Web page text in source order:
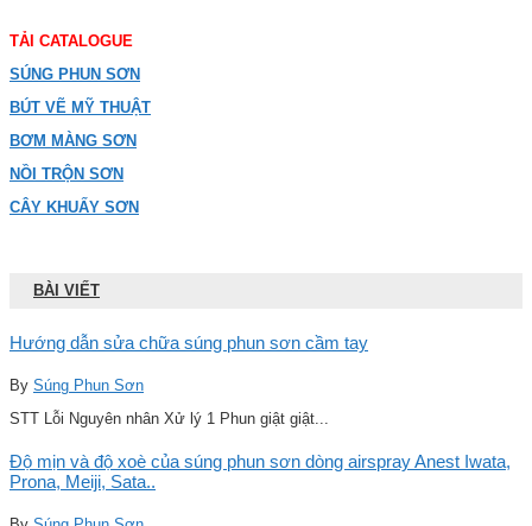
TẢI CATALOGUE
SÚNG PHUN SƠN
BÚT VẼ MỸ THUẬT
BƠM MÀNG SƠN
NỒI TRỘN SƠN
CÂY KHUẤY SƠN
BÀI VIẾT
Hướng dẫn sửa chữa súng phun sơn cầm tay
By Súng Phun Sơn
STT Lỗi Nguyên nhân Xử lý 1 Phun giật giật...
Độ mịn và độ xoè của súng phun sơn dòng airspray Anest Iwata,
Prona, Meiji, Sata..